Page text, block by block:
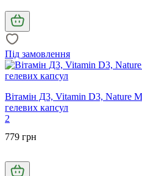
Під замовлення
Вітамін Д3, Vitamin D3, Nature
гелевих капсул
2
779 грн